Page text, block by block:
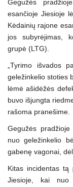
Gegužės
esančioje Jiesioje
Kėdainių rajone
jos subyrėjimas,
grupė (LTG).
„Tyrimo išvados
geležinkelio stoties
lėmė ašidėžės
buvo išjungta
rašoma pranešime.
Gegužės
nuo geležinkelio
gabenę vagonai,
Kitas incidentas tą
Jiesioje, kai nuo